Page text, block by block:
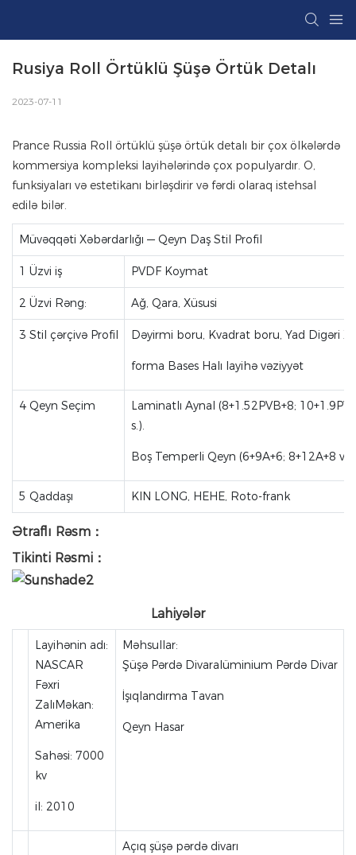
Rusiya Roll Örtüklü Şüşə Örtük Detalı
2023-07-11
Prance Russia Roll örtüklü şüşə örtük detalı bir çox ölkələrdə
kommersiya kompleksi layihələrində çox populyardır. O,
funksiyaları və estetikanı birləşdirir və fərdi olaraq istehsal
edilə bilər.
Müvəqqəti Xəbərdarlığı — Qeyn Daş Stil Profil
1 Üzvi iş PVDF Koymat
2 Üzvi Rəng: Ağ, Qara, Xüsusi
3 Stil çərçivə Profil Dəyirmi boru, Kvadrat boru, Yad Digəri
forma Bases Halı layihə vəziyyət
4 Qeyn Seçim
Laminatlı Aynal (8+1.52PVB+8;
s.).
Boş Temperli Qeyn (6+9A+6; 8+12A+8 və
5 Qaddaşı KIN LONG, HEHE, Roto-frank
Ətraflı Rəsm：
Tikinti Rəsmi：
Lahiyələr
Layihənin adı:
NASCAR
Fəxri
ZalıMəkan:
Amerika
Sahəsi: 7000
kv
il: 2010
Məhsullar:
Şüşə Pərdə Divaralüminium Pərdə Divar
İşıqlandırma Tavan
Qeyn Hasar
Açıq şüşə pərdə divarı